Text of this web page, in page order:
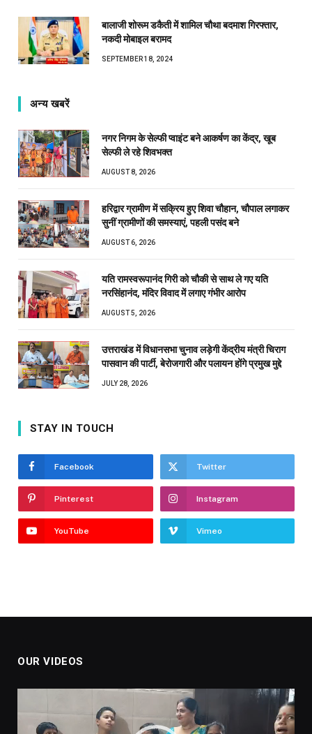
बालाजी शोरूम डकैती में शामिल चौथा बदमाश गिरफ्तार,
नकदी मोबाइल बरामद
SEPTEMBER 18, 2024
अन्य खबरें
नगर निगम के सेल्फी प्वाइंट बने आकर्षण का केंद्र, खूब
सेल्फी ले रहे शिवभक्त
AUGUST 8, 2026
हरिद्वार ग्रामीण में सक्रिय हुए शिवा चौहान, चौपाल लगाकर
सुनीं ग्रामीणों की समस्याएं, पहली पसंद बने
AUGUST 6, 2026
यति रामस्वरूपानंद गिरी को चौकी से साथ ले गए यति
नरसिंहानंद, मंदिर विवाद में लगाए गंभीर आरोप
AUGUST 5, 2026
उत्तराखंड में विधानसभा चुनाव लड़ेगी केंद्रीय मंत्री चिराग
पासवान की पार्टी, बेरोजगारी और पलायन होंगे प्रमुख मुद्दे
JULY 28, 2026
STAY IN TOUCH
Facebook Twitter
Pinterest Instagram
YouTube Vimeo
OUR VIDEOS